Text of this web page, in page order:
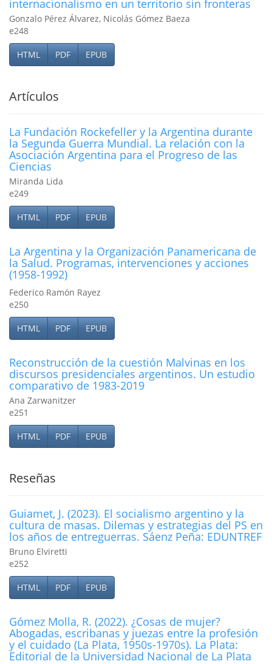
internacionalismo en un territorio sin fronteras
Gonzalo Pérez Álvarez, Nicolás Gómez Baeza
e248
HTML PDF EPUB
Artículos
La Fundación Rockefeller y la Argentina durante
la Segunda Guerra Mundial. La relación con la
Asociación Argentina para el Progreso de las
Ciencias
Miranda Lida
e249
HTML PDF EPUB
La Argentina y la Organización Panamericana de
la Salud. Programas, intervenciones y acciones
(1958-1992)
Federico Ramón Rayez
e250
HTML PDF EPUB
Reconstrucción de la cuestión Malvinas en los
discursos presidenciales argentinos. Un estudio
comparativo de 1983-2019
Ana Zarwanitzer
e251
HTML PDF EPUB
Reseñas
Guiamet, J. (2023). El socialismo argentino y la
cultura de masas. Dilemas y estrategias del PS en
los años de entreguerras. Sáenz Peña: EDUNTREF
Bruno Elviretti
e252
HTML PDF EPUB
Gómez Molla, R. (2022). ¿Cosas de mujer?
Abogadas, escribanas y juezas entre la profesión
y el cuidado (La Plata, 1950s-1970s). La Plata:
Editorial de la Universidad Nacional de La Plata